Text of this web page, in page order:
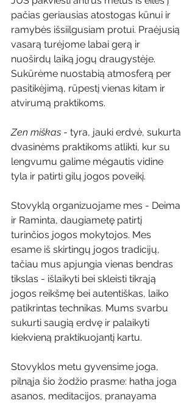
pačias geriausias atostogas kūnui ir
ramybės išsiilgusiam protui. Praėjusią
vasarą turėjome labai gerą ir
nuoširdų laiką jogų draugystėje.
Sukūrėme nuostabią atmosferą per
pasitikėjimą, rūpestį vienas kitam ir
atvirumą praktikoms.
Zen miškas - tyra, jauki erdvė, sukurta
dvasinėms praktikoms atlikti, kur su
lengvumu galime mėgautis vidine
tyla ir patirti gilų jogos poveikį.
Stovyklą organizuojame mes - Deima
ir Raminta, daugiametę patirtį
turinčios jogos mokytojos. Mes
esame iš skirtingų jogos tradicijų,
tačiau mus apjungia vienas bendras
tikslas - išlaikyti bei skleisti tikrąją
jogos reikšmę bei autentiškas, laiko
patikrintas technikas. Mums svarbu
sukurti saugią erdvę ir palaikyti
kiekvieną praktikuojantį kartu.
Stovyklos metu gyvensime joga,
pilnąja šio žodžio prasme: hatha joga
asanos, meditacijos, pranayama